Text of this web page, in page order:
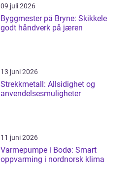
09 juli 2026
Byggmester på Bryne: Skikkele
godt håndverk på jæren
13 juni 2026
Strekkmetall: Allsidighet og
anvendelsesmuligheter
11 juni 2026
Varmepumpe i Bodø: Smart
oppvarming i nordnorsk klima